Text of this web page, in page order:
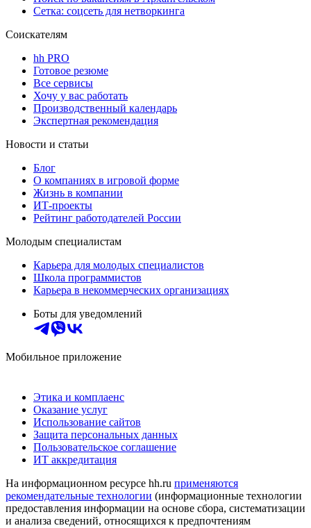
Сетка: соцсеть для нетворкинга
Соискателям
hh PRO
Готовое резюме
Все сервисы
Хочу у вас работать
Производственный календарь
Экспертная рекомендация
Новости и статьи
Блог
О компаниях в игровой форме
Жизнь в компании
ИТ-проекты
Рейтинг работодателей России
Молодым специалистам
Карьера для молодых специалистов
Школа программистов
Карьера в некоммерческих организациях
Боты для уведомлений
Мобильное приложение
Этика и комплаенс
Оказание услуг
Использование сайтов
Защита персональных данных
Пользовательское соглашение
ИТ аккредитация
На информационном ресурсе hh.ru применяются
рекомендательные технологии (информационные технологии
предоставления информации на основе сбора, систематизации
и анализа сведений, относящихся к предпочтениям